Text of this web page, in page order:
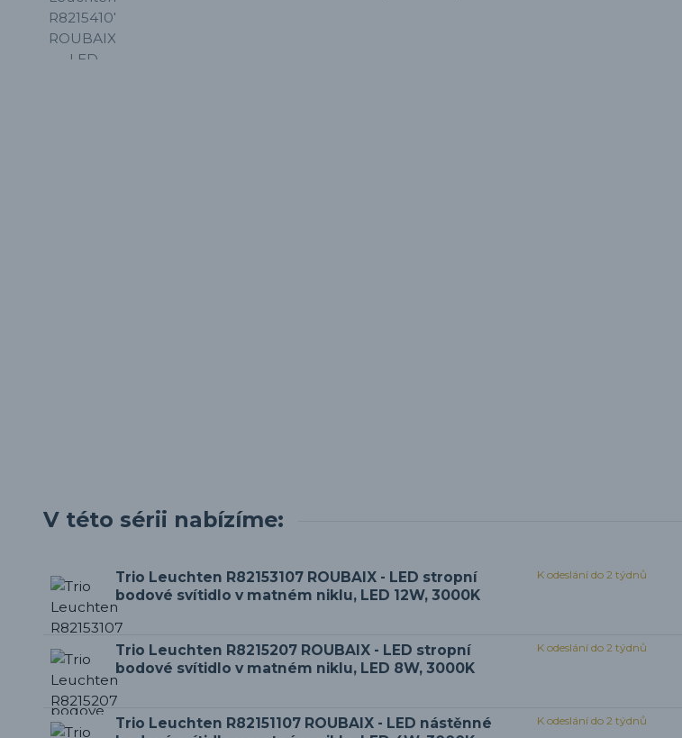
V této sérii nabízíme:
Trio Leuchten R82153107 ROUBAIX - LED stropní
bodové svítidlo v matném niklu, LED 12W, 3000K
K odeslání do 2 týdnů
Trio Leuchten R8215207 ROUBAIX - LED stropní
bodové svítidlo v matném niklu, LED 8W, 3000K
K odeslání do 2 týdnů
Trio Leuchten R82151107 ROUBAIX - LED nástěnné
K odeslání do 2 týdnů